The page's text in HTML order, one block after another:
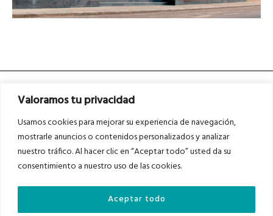
Valoramos tu privacidad
Usamos cookies para mejorar su experiencia de navegación,
mostrarle anuncios o contenidos personalizados y analizar
nuestro tráfico. Al hacer clic en “Aceptar todo” usted da su
consentimiento a nuestro uso de las cookies.
Aceptar todo
Asociados a
Auditados por